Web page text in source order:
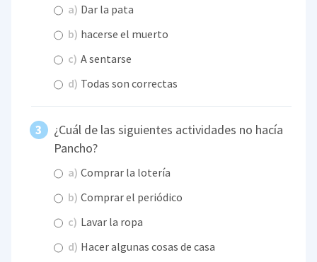
a) Dar la pata
b) hacerse el muerto
c) A sentarse
d) Todas son correctas
¿Cuál de las siguientes actividades no hacía
Pancho?
a) Comprar la lotería
b) Comprar el periódico
c) Lavar la ropa
d) Hacer algunas cosas de casa